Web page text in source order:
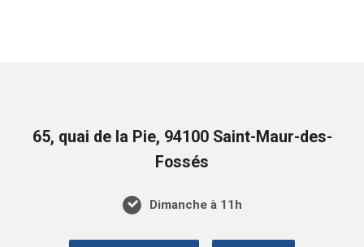
65, quai de la Pie, 94100 Saint-Maur-des-
Fossés
Dimanche à 11h